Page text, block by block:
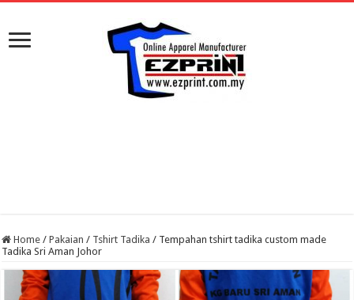
Home / Pakaian / Tshirt Tadika / Tempahan tshirt tadika custom made
Tadika Sri Aman Johor